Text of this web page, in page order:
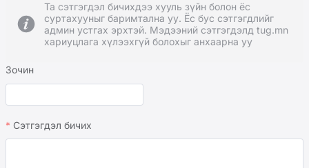
Та сэтгэгдэл бичихдээ хууль зүйн болон ёс
суртахууныг баримтална уу. Ёс бус сэтгэгдлийг
админ устгах эрхтэй. Мэдээний сэтгэгдэлд tug.mn
хариуцлага хүлээхгүй болохыг анхаарна уу
Зочин
Сэтгэгдэл бичих